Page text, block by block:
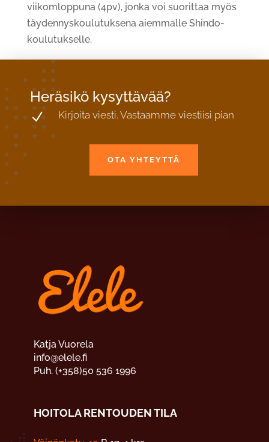
viikomloppuna (4pv), jonka voi suorittaa myös
täydennyskoulutuksena aiemmalle Shindo-
koulutukselle.
OTA YHTEYTTÄ JA KYSY LISÄÄ!
Heräsikö kysyttävää?
N Kirjoita viesti. Vastaamme viestiisi pian
OTA YHTEYTTÄ
Katja Vuorela
info@elele.fi
Puh. (+358)50 536 1996
HOITOLA RENTOUDEN TILA